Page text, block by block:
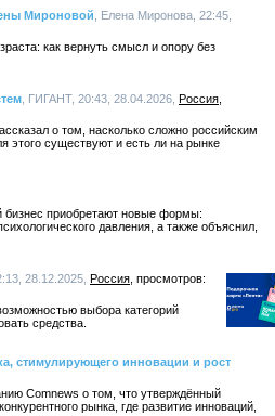
Мироновой , Елена Миронова, 22:45,
как вернуть смысл и опору без
, ГИГАНТ, 20:43, 28.04.2026, Россия
о том, насколько сложно российским
этого существуют и есть ли на рынке
бизнес приобретают новые формы:
давления, а также объяснил,
28.12.2025, Россия
выбора категорий
средства.
стимулирующего инновации и рост
Comnews о том, что утверждённый
рынка, где развитие инноваций,